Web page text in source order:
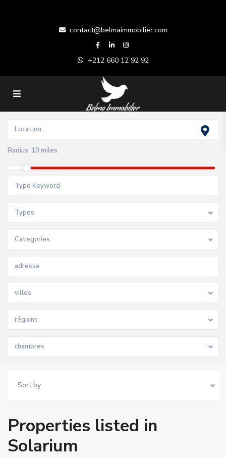
contact@belmaimmobilier.com
+212 660 12 92 92
Radius: 10 miles
Types
Categories
villes
régions
chambres
Sort by
Properties listed in
Solarium